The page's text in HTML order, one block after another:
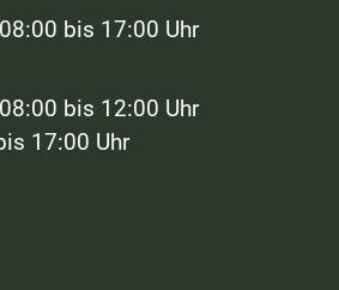
bis 17:00 Uhr
bis 12:00 Uhr
17:00 Uhr